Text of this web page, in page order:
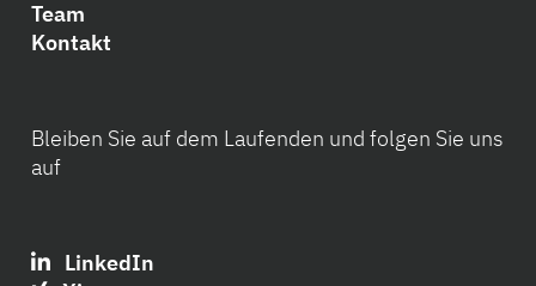
Team
Kontakt
Bleiben Sie auf dem Laufenden und folgen Sie uns
auf
LinkedIn